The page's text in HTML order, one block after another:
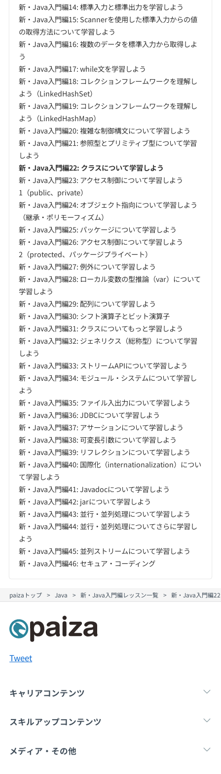
新・Java入門編14: 標準入力と標準出力を学習しよう
新・Java入門編15: Scannerを使用した標準入力からの値
の取得方法について学習しよう
新・Java入門編16: 複数のデータを標準入力から取得しよ
う
新・Java入門編17: while文を学習しよう
新・Java入門編18: コレクションフレームワークを理解し
よう（LinkedHashSet）
新・Java入門編19: コレクションフレームワークを理解し
よう（LinkedHashMap）
新・Java入門編20: 複雑な制御構文について学習しよう
新・Java入門編21: 参照型とプリミティブ型について学習
しよう
新・Java入門編22: クラスについて学習しよう
新・Java入門編23: アクセス制御について学習しよう
1（public、private）
新・Java入門編24: オブジェクト指向について学習しよう
（継承・ポリモーフィズム）
新・Java入門編25: パッケージについて学習しよう
新・Java入門編26: アクセス制御について学習しよう
2（protected、パッケージプライベート）
新・Java入門編27: 例外について学習しよう
新・Java入門編28: ローカル変数の型推論（var）について
学習しよう
新・Java入門編29: 配列について学習しよう
新・Java入門編30: シフト演算子とビット演算子
新・Java入門編31: クラスについてもっと学習しよう
新・Java入門編32: ジェネリクス（総称型）について学習
しよう
新・Java入門編33: ストリームAPIについて学習しよう
新・Java入門編34: モジュール・システムについて学習し
よう
新・Java入門編35: ファイル入出力について学習しよう
新・Java入門編36: JDBCについて学習しよう
新・Java入門編37: アサーションについて学習しよう
新・Java入門編38: 可変長引数について学習しよう
新・Java入門編39: リフレクションについて学習しよう
新・Java入門編40: 国際化（internationalization）につい
て学習しよう
新・Java入門編41: Javadocについて学習しよう
新・Java入門編42: jarについて学習しよう
新・Java入門編43: 並行・並列処理について学習しよう
新・Java入門編44: 並行・並列処理についてさらに学習し
よう
新・Java入門編45: 並列ストリームについて学習しよう
新・Java入門編46: セキュア・コーディング
paizaトップ Java 新・Java入門編レッスン一覧 新・Java入門編
Tweet
キャリアコンテンツ
転職・キャリア 新卒就
スキルアップコンテンツ
学習 マンガ・ゲーム
メディア・その他